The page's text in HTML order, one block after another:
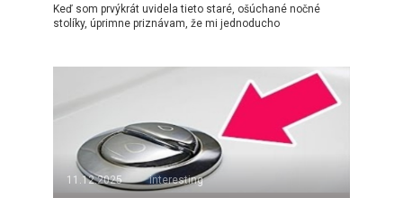
Keď som prvýkrát uvidela tieto staré, ošúchané nočné
stolíky, úprimne priznávam, že mi jednoducho
11.12.2025 interesting